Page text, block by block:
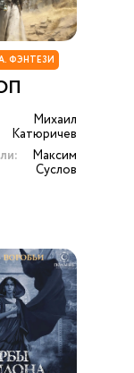
ФЭНТЕЗИ
Михаил
Катюричев
Максим
Суслов